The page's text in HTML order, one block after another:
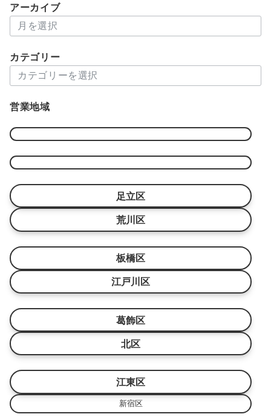
アーカイブ
ー
イ
カテゴリー
テ
リ
営業地域
足立区
荒川区
板橋区
江戸川区
葛飾区
北区
江東区
新宿区